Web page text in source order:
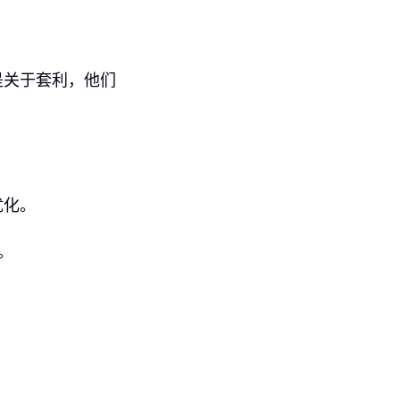
于套利，他们
。